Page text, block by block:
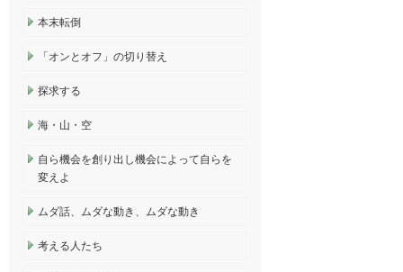
本末転倒
「オンとオフ」の切り替え
探求する
海・山・空
自ら機会を創り出し機会によって自らを
変えよ
ムダ話、ムダな動き、ムダな動き
考える人たち